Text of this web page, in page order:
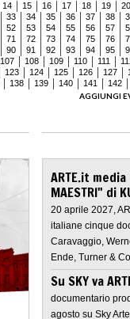
14 15 16 17 18 19
20
33 34 35 36 37 38
52 53 54 55 56 57
71 72 73 74 75 76
90 91 92 93 94 95
107 108 109 110 111
123 124 125 126 127
138 139 140 141
142
AGGIUNGI
ARTE.it
MAESTRI" di
20 aprile 2027,
italiane cinque
Caravaggio,
Ende, Turner &
Su SKY va
documentario
agosto su Sky Arte